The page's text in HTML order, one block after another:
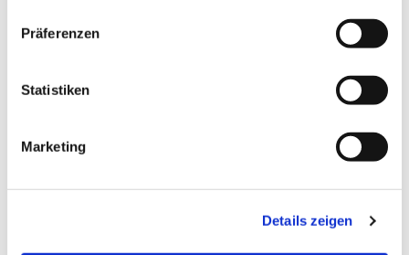
Präferenzen
Statistiken
Marketing
Details zeigen
EV. KIRCHENGEMEINDE